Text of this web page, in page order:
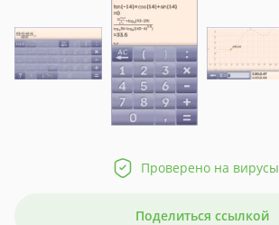
Проверено на вирусы
Поделиться ссылкой